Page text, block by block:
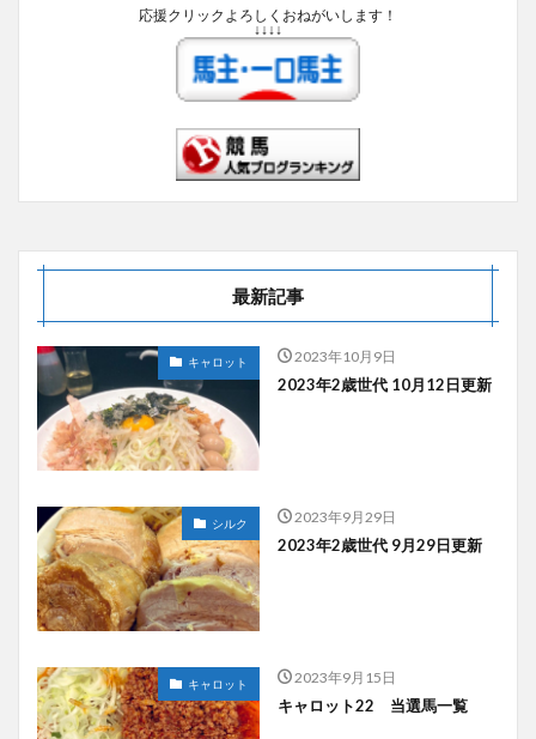
応援クリックよろしくおねがいします！
↓↓↓↓
最新記事
キャロット 2023年10月9日
2023年2歳世代 10月12日更新
シルク 2023年9月29日
2023年2歳世代 9月29日更新
キャロット 2023年9月15日
キャロット22 当選馬一覧